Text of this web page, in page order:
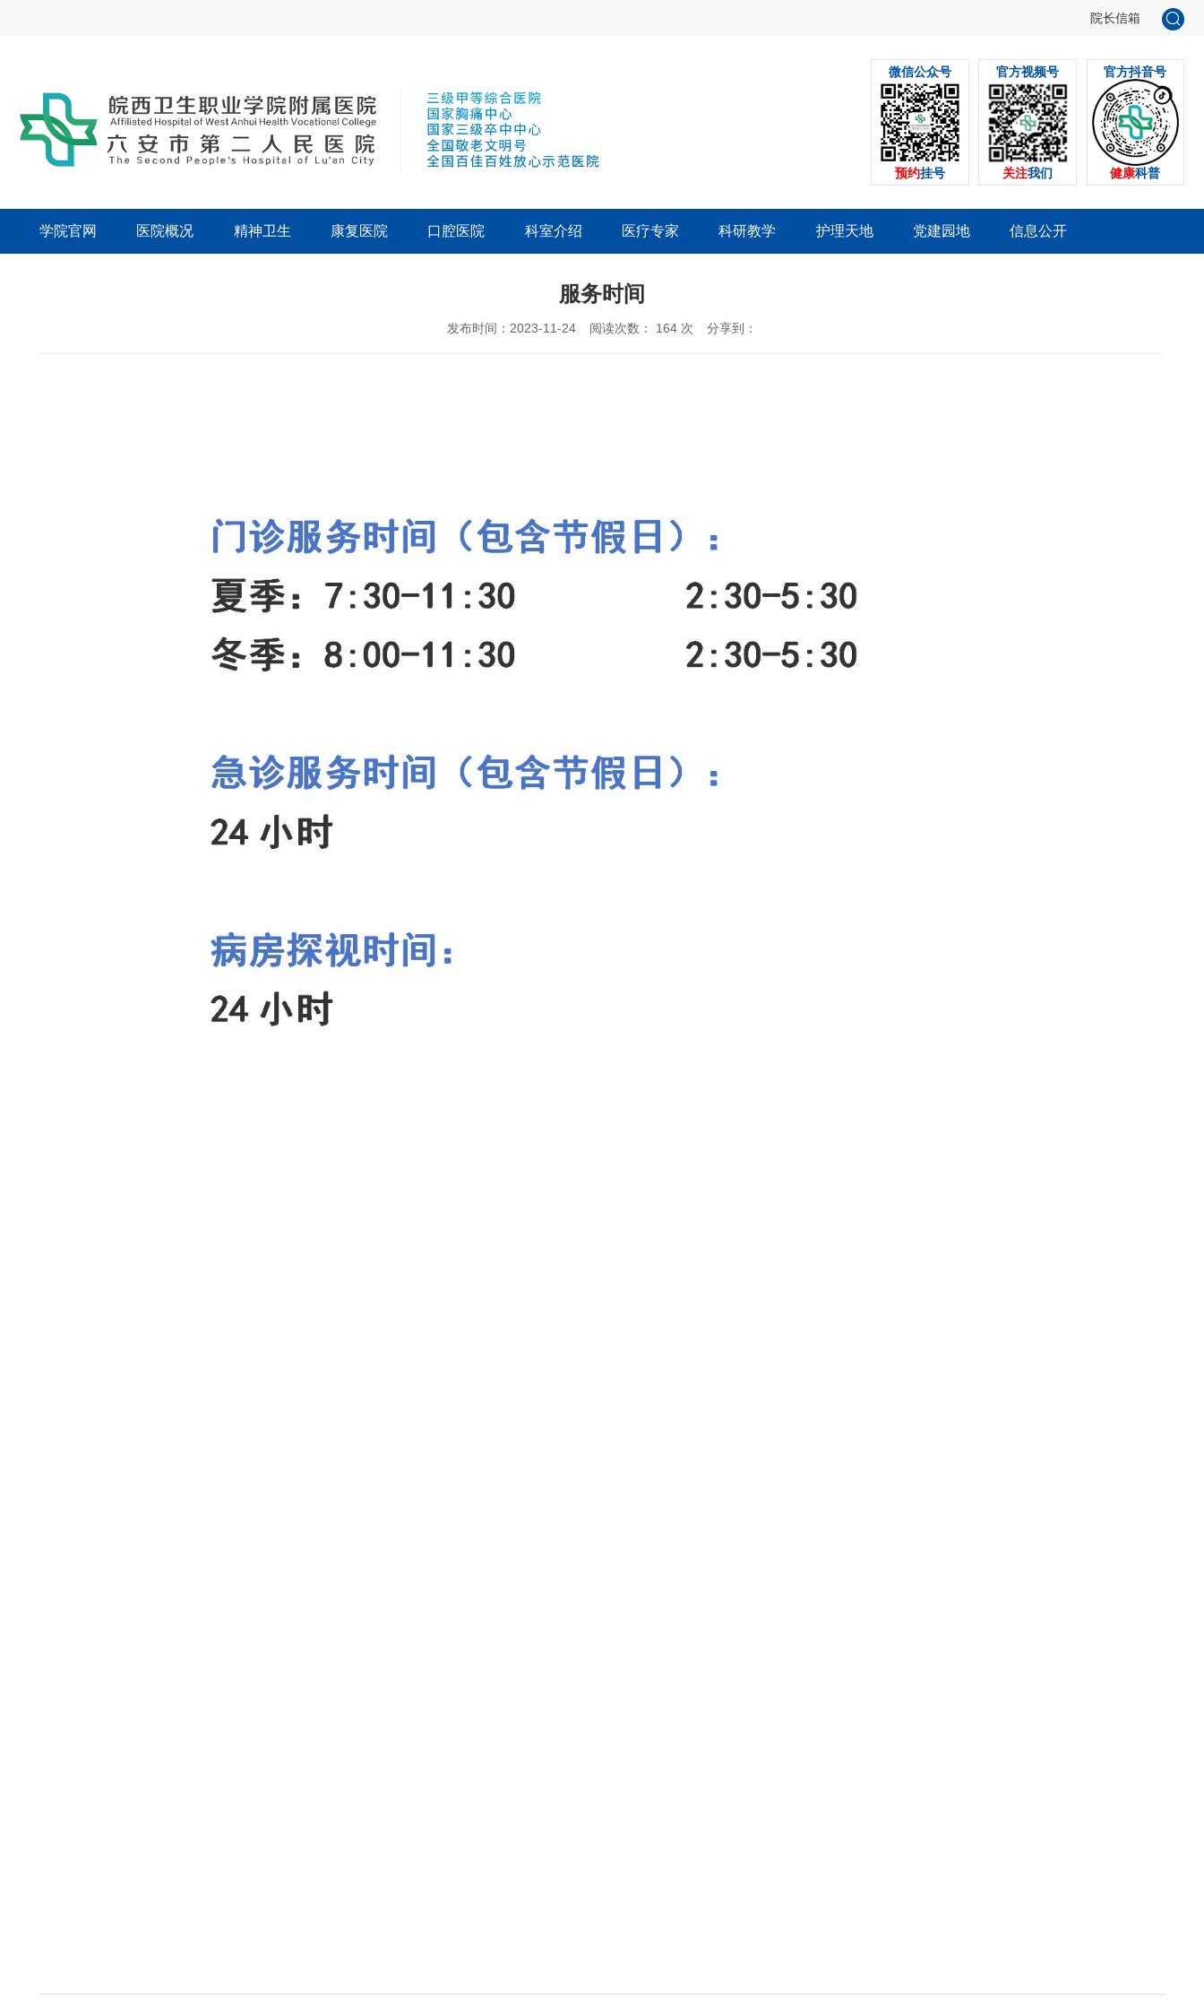
院长信箱
微信公众号
预约挂号
官方视频号
关注我们
官方抖音号
健康科普
学院官网 医院概况 精神卫生 康复医院 口腔医院 科室介绍 医疗专家 科研教学 护理天地 党建园地 信息公开
服务时间
发布时间：2023-11-24 阅读次数： 164 次 分享到：